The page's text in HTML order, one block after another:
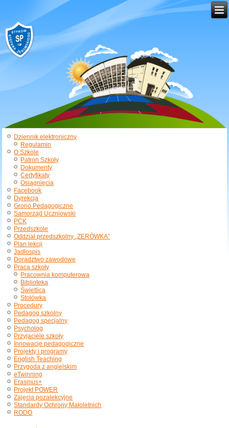
Dziennik elektroniczny
Regulamin
O Szkole
Patron Szkoły
Dokumenty
Certyfikaty
Osiągnięcia
Facebook
Dyrekcja
Grono Pedagogiczne
Samorząd Uczniowski
PCK
Przedszkole
Oddział przedszkolny „ZERÓWKA”
Plan lekcji
Jadłospis
Doradztwo zawodowe
Praca szkoły
Pracownia komputerowa
Biblioteka
Świetlica
Stołówka
Procedury
Pedagog szkolny
Pedagog specjalny
Psycholog
Przyjaciele szkoły
Innowacje pedagogiczne
Projekty i programy
English Teaching
Przygoda z angielskim
eTwinning
Erasmus+
Projekt POWER
Zajęcia pozalekcyjne
Standardy Ochrony Małoletnich
RODO